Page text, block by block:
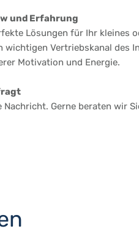
und Erfahrung
Lösungen für Ihr kleines
wichtigen Vertriebskanal
Motivation und Energie.
Nachricht. Gerne beraten wir